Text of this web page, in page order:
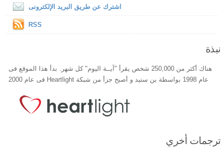
اشترك عن طريق البريد الإلكترونى
RSS
نبذة
هناك أكثر من 250,000 شخص يقرأ "آيــة اليوم" كل شهر. بدأ هذا الموقع فى
عام 1998 بواسطة بن ستيد و أصبح جزأ من شبكة Heartlight فى عام 2000
ترجمات أخري